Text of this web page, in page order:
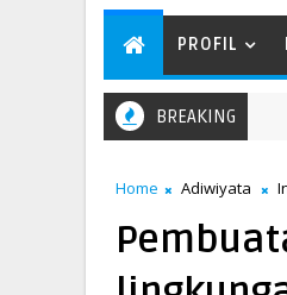
PROFIL
BREAKING
Home Adiwiyata